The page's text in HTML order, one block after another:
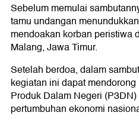
Sebelum memulai
tamu undangan
mendoakan korban peristiwa
Malang, Jawa Timur.
Setelah berdoa, dalam
kegiatan ini dapat
Produk Dalam Negeri
pertumbuhan ekonomi